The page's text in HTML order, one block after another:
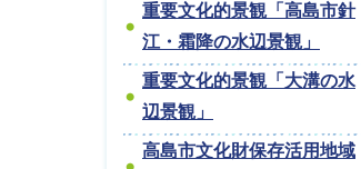
重要文化的景観「高島市針
江・霜降の水辺景観」
重要文化的景観「大溝の水
辺景観」
高島市文化財保存活用地域